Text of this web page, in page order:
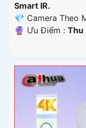
Smart IR.
💎 Camera Theo
️🔮 Ưu Điểm : Thu